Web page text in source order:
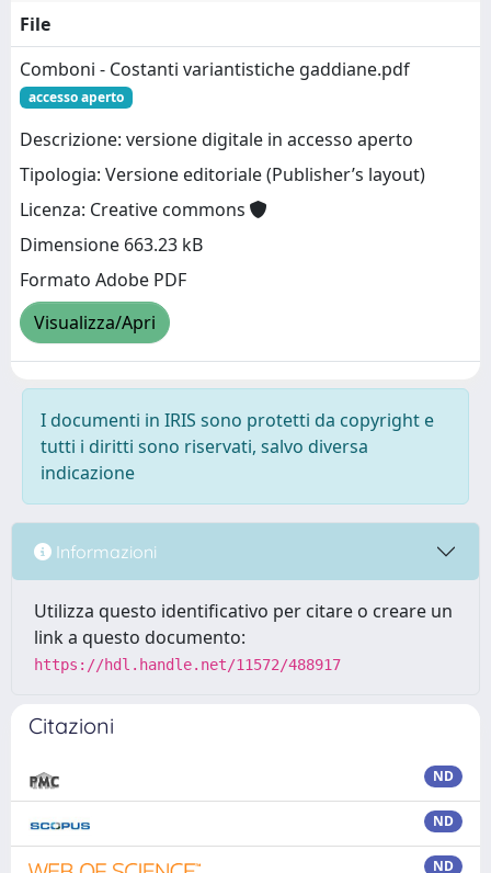
File
Comboni - Costanti variantistiche gaddiane.pdf
accesso aperto
Descrizione: versione digitale in accesso aperto
Tipologia: Versione editoriale (Publisher’s layout)
Licenza: Creative commons
Dimensione 663.23 kB
Formato Adobe PDF
Visualizza/Apri
I documenti in IRIS sono protetti da copyright e
tutti i diritti sono riservati, salvo diversa
indicazione
Informazioni
Utilizza questo identificativo per citare o creare un
link a questo documento:
https://hdl.handle.net/11572/488917
Citazioni
ND
ND
ND